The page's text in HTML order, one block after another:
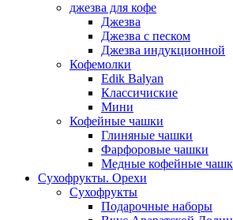
джезва для кофе
Джезва
Джезва с песком
Джезва индукционной
Кофемолки
Edik Balyan
Классичиские
Мини
Кофейные чашки
Глиняные чашки
Фарфоровые чашки
Медные кофейные
Сухофрукты. Орехи
Сухофрукты
Подарочные наборы